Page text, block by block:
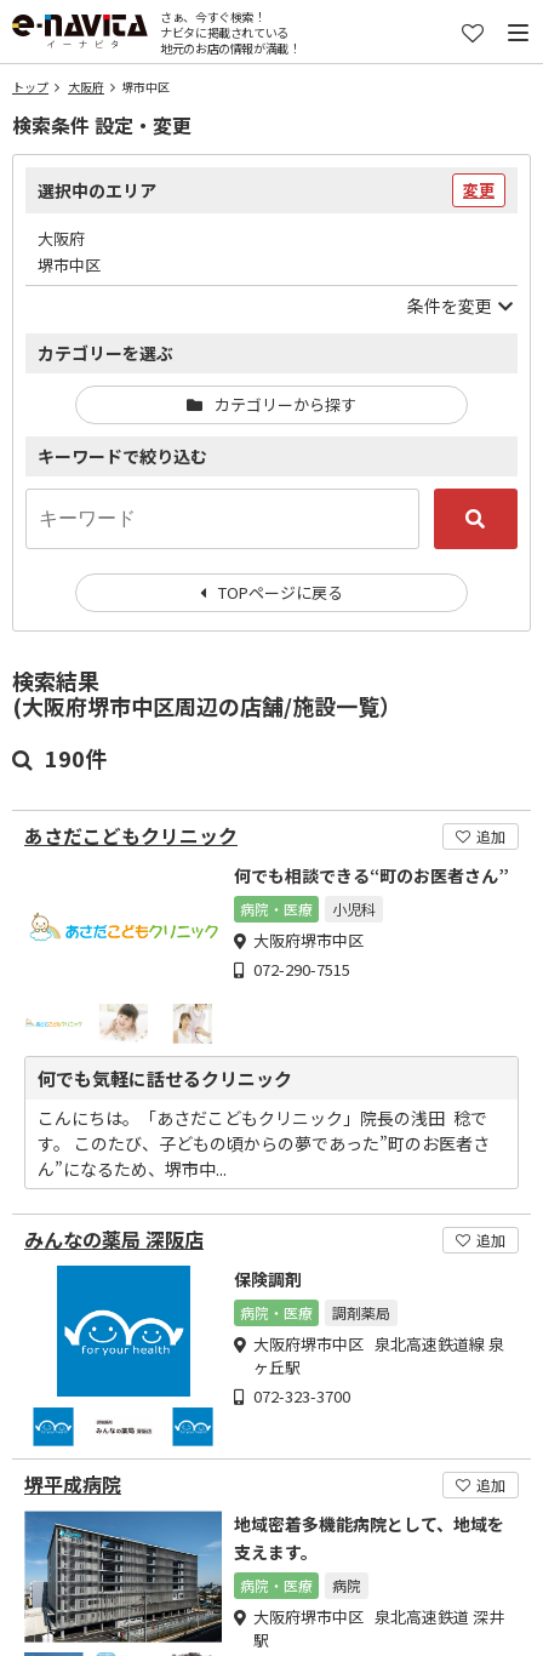
さぁ、今すぐ検索！
ナビタに掲載されている
地元のお店の情報が満載！
トップ 大阪府 堺市中区
検索結果
(大阪府堺市中区周辺の店舗/施設一覧）
190件
あさだこどもクリニック 追加
何でも相談できる“町のお医者さん”
病院・医療 小児科
大阪府堺市中区
072-290-7515
何でも気軽に話せるクリニック
こんにちは。「あさだこどもクリニック」院長の浅田 稔で
す。 このたび、子どもの頃からの夢であった”町のお医者さ
ん”になるため、堺市中...
みんなの薬局 深阪店 追加
保険調剤
病院・医療 調剤薬局
大阪府堺市中区 泉北高速鉄道線 泉
ヶ丘駅
072-323-3700
堺平成病院 追加
地域密着多機能病院として、地域を
支えます。
病院・医療 病院
大阪府堺市中区 泉北高速鉄道 深井
駅
検索条件 設定・変更
選択中のエリア 変更
大阪府
堺市中区
条件を変更
カテゴリーを選ぶ
カテゴリーから探す
キーワードで絞り込む
TOPページに戻る